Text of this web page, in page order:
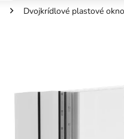
Dvojkrídlové plastové